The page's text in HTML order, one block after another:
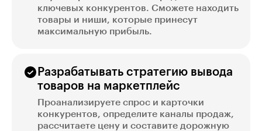
ключевых конкурентов. Сможете находить
товары и ниши, которые принесут
максимальную прибыль.
Разрабатывать стратегию вывода
товаров на маркетплейс
Проанализируете спрос и карточки
конкурентов, определите каналы продаж,
рассчитаете цену и составите дорожную